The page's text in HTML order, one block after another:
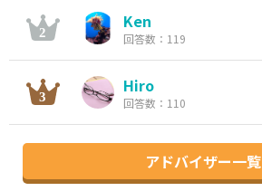
Ken
回答数：119
Hiro
回答数：110
アドバイザー一覧